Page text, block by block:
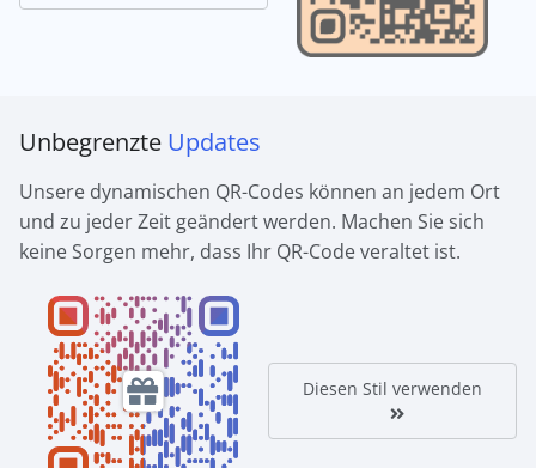
Unbegrenzte Updates
Unsere dynamischen QR-Codes können an jedem Ort
und zu jeder Zeit geändert werden. Machen Sie sich
keine Sorgen mehr, dass Ihr QR-Code veraltet ist.
Diesen Stil verwenden